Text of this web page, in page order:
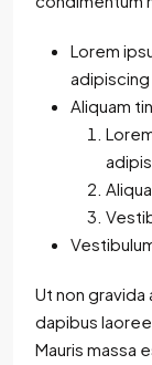
Lorem
adipiscing
Aliquam
Ut non gravida
dapibus
Mauris massa